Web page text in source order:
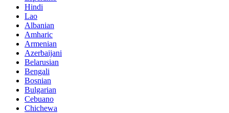
Hindi
Lao
Albanian
Amharic
Armenian
Azerbaijani
Belarusian
Bengali
Bosnian
Bulgarian
Cebuano
Chichewa